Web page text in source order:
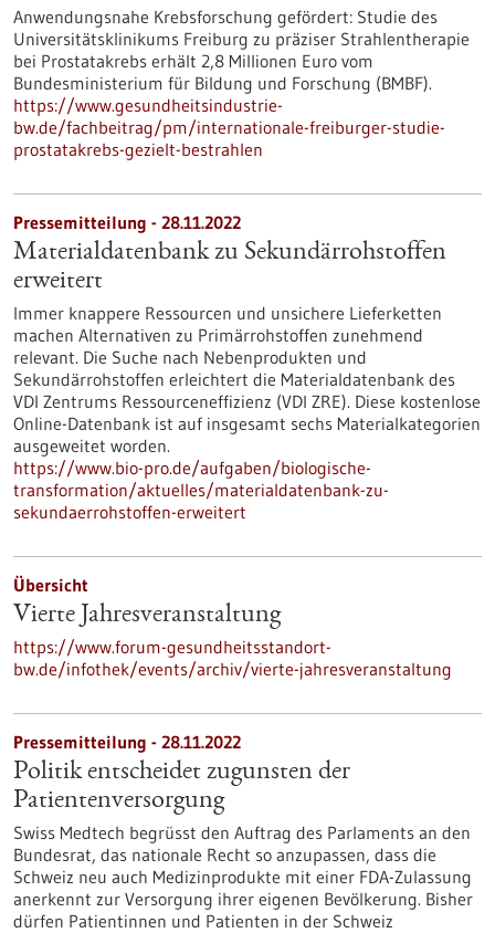
Anwendungsnahe Krebsforschung gefördert: Studie des
Universitätsklinikums Freiburg zu präziser Strahlentherapie
bei Prostatakrebs erhält 2,8 Millionen Euro vom
Bundesministerium für Bildung und Forschung (BMBF).
https://www.gesundheitsindustrie-
bw.de/fachbeitrag/pm/internationale-freiburger-studie-
prostatakrebs-gezielt-bestrahlen
Pressemitteilung - 28.11.2022
Materialdatenbank zu Sekundärrohstoffen
erweitert
Immer knappere Ressourcen und unsichere Lieferketten
machen Alternativen zu Primärrohstoffen zunehmend
relevant. Die Suche nach Nebenprodukten und
Sekundärrohstoffen erleichtert die Materialdatenbank des
VDI Zentrums Ressourceneffizienz (VDI ZRE). Diese kostenlose
Online-Datenbank ist auf insgesamt sechs Materialkategorien
ausgeweitet worden.
https://www.bio-pro.de/aufgaben/biologische-
transformation/aktuelles/materialdatenbank-zu-
sekundaerrohstoffen-erweitert
Übersicht
Vierte Jahresveranstaltung
https://www.forum-gesundheitsstandort-
bw.de/infothek/events/archiv/vierte-jahresveranstaltung
Pressemitteilung - 28.11.2022
Politik entscheidet zugunsten der
Patientenversorgung
Swiss Medtech begrüsst den Auftrag des Parlaments an den
Bundesrat, das nationale Recht so anzupassen, dass die
Schweiz neu auch Medizinprodukte mit einer FDA-Zulassung
anerkennt zur Versorgung ihrer eigenen Bevölkerung. Bisher
dürfen Patientinnen und Patienten in der Schweiz